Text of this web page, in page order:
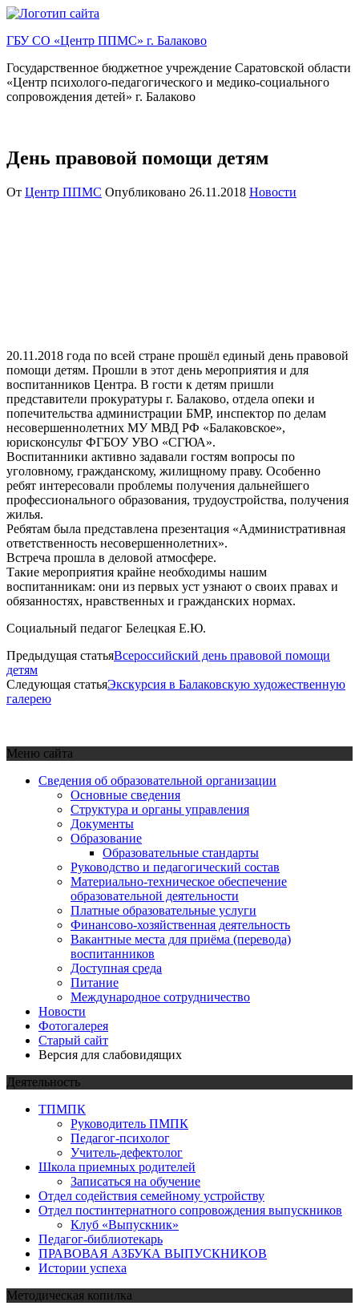
Перейти
содержимому
ГБУ СО «Центр ППМС» г. Балаково
Государственное бюджетное учреждение Саратовской области
«Центр психолого-педагогического и медико-социального
сопровождения детей» г. Балаково
День правовой помощи детям
От Центр ППМС Опубликовано 26.11.2018 Новости
20.11.2018 года по всей стране прошёл единый день правовой
помощи детям. Прошли в этот день мероприятия и для
воспитанников Центра. В гости к детям пришли
представители прокуратуры г. Балаково, отдела опеки и
попечительства администрации БМР, инспектор по делам
несовершеннолетних МУ МВД РФ «Балаковское»,
юрисконсульт ФГБОУ УВО «СГЮА».
Воспитанники активно задавали гостям вопросы по
уголовному, гражданскому, жилищному праву. Особенно
ребят интересовали проблемы получения дальнейшего
профессионального образования, трудоустройства, получения
жилья.
Ребятам была представлена презентация «Административная
ответственность несовершеннолетних».
Встреча прошла в деловой атмосфере.
Такие мероприятия крайне необходимы нашим
воспитанникам: они из первых уст узнают о своих правах и
обязанностях, нравственных и гражданских нормах.
Социальный педагог Белецкая Е.Ю.
Предыдущая статьяВсероссийский день правовой помощи
детям
Следующая статьяЭкскурсия в Балаковскую художественную
галерею
Меню сайта
Сведения об образовательной организации
Основные сведения
Структура и органы управления
Документы
Образование
Образовательные стандарты
Руководство и педагогический состав
Материально-техническое обеспечение
образовательной деятельности
Платные образовательные услуги
Финансово-хозяйственная деятельность
Вакантные места для приёма (перевода)
воспитанников
Доступная среда
Питание
Международное сотрудничество
Новости
Фотогалерея
Старый сайт
Версия для слабовидящих
Деятельность
ТПМПК
Руководитель ПМПК
Педагог-психолог
Учитель-дефектолог
Школа приемных родителей
Записаться на обучение
Отдел содействия семейному устройству
Отдел постинтернатного сопровождения выпускников
Клуб «Выпускник»
Педагог-библиотекарь
ПРАВОВАЯ АЗБУКА ВЫПУСКНИКОВ
Истории успеха
Методическая копилка